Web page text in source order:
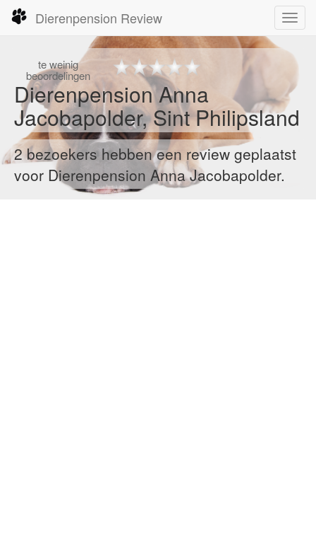
Dierenpension Review
teweinig
beoordelingen
Dierenpension Anna
Jacobapolder, Sint Philipsland
2 bezoekers hebben een review geplaatst
voor Dierenpension Anna Jacobapolder.